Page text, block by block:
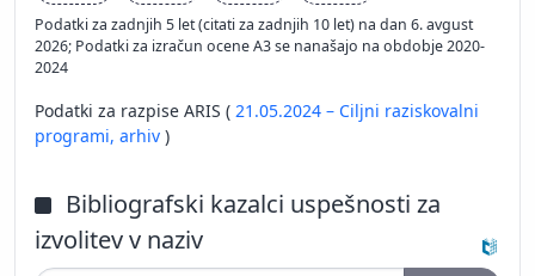
Podatki za zadnjih 5 let (citati za zadnjih 10 let) na dan 6. avgust
2026; Podatki za izračun ocene A3 se nanašajo na obdobje 2020-
2024
Podatki za razpise ARIS ( 21.05.2024 – Ciljni raziskovalni
programi, arhiv )
Bibliografski kazalci uspešnosti za
izvolitev v naziv